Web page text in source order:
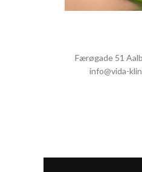
Færøgade 51
info@vida-